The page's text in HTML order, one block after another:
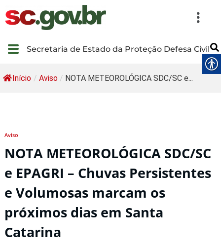
Secretaria de Estado da Proteção Defesa Civil
Início / Aviso / NOTA METEOROLÓGICA SDC/SC e...
Aviso
NOTA METEOROLÓGICA SDC/SC
e EPAGRI – Chuvas Persistentes
e Volumosas marcam os
próximos dias em Santa
Catarina